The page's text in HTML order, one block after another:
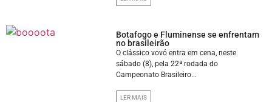
Botafogo e Fluminense se enfrentam
no brasileirão
O clássico vovó entra em cena, neste
sábado (8), pela 22ª rodada do
Campeonato Brasileiro...
LER MAIS